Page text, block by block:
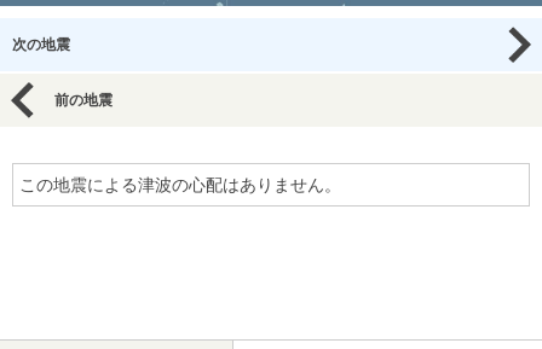
次の地震
前の地震
この地震による津波の心配はありません。